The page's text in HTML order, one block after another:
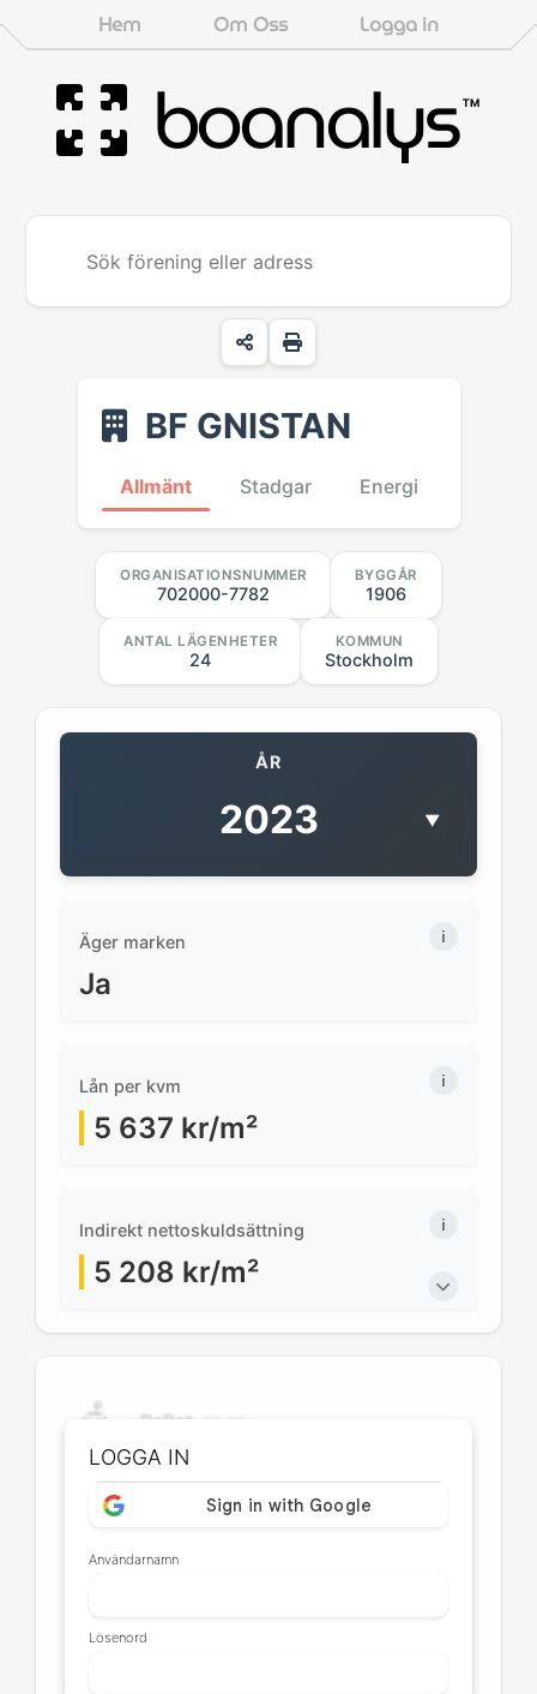
Hem Om Oss Logga in
boanalys™
BF GNISTAN
Allmänt Stadgar Energi
ORGANISATIONSNUMMER
702000-7782
BYGGÅR
1906
ANTAL LÄGENHETER
24
KOMMUN
Stockholm
ÅR
2023 ▼
Äger marken
Ja
Lån per kvm
5 637 kr/m²
Indirekt nettoskuldsättning
5 208 kr/m²
LOGGA IN
Användarnamn
Lösenord
BoBot
Hej! Jag är BoBot. Vad vill du
veta om Bf Gnistan?